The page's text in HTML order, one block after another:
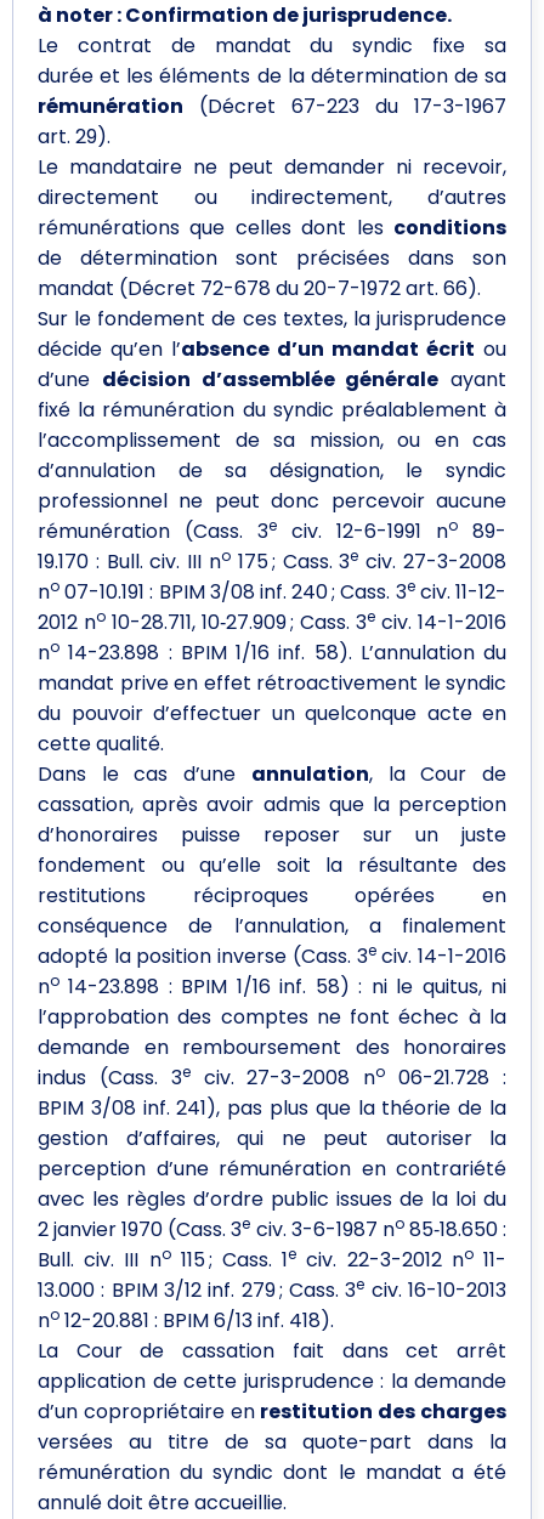
à noter :Confirmation de jurisprudence.
Le contrat de mandat du syndic fixe sa
durée et les éléments de la détermination de sa
rémunération (Décret 67-223 du 17-3-1967
art. 29).
Le mandataire ne peut demander ni recevoir,
directement ou indirectement, d’autres
rémunérations que celles dont les conditions
de détermination sont précisées dans son
mandat (Décret 72-678 du 20-7-1972 art. 66).
Sur le fondement de ces textes, la jurisprudence
décide qu’en l’absence d’un mandat écrit ou
d’une décision d’assemblée générale ayant
fixé la rémunération du syndic préalablement à
l’accomplissement de sa mission, ou en cas
d’annulation de sa désignation, le syndic
professionnel ne peut donc percevoir aucune
rémunération (Cass. 3e civ. 12-6-1991 no
89-
19.170 : Bull. civ. III no 175 ; Cass. 3e civ. 27-3-2008
no 07-10.191 : BPIM 3/08 inf. 240 ; Cass. 3eciv. 11-12-
2012 no 10-28.711, 10‑27.909 ; Cass. 3e civ. 14-1-2016
no 14-23.898 : BPIM 1/16 inf. 58). L’annulation du
mandat prive en effet rétroactivement le syndic
du pouvoir d’effectuer un quelconque acte en
cette qualité.
Dans le cas d’une annulation, la Cour de
cassation, après avoir admis que la perception
d’honoraires puisse reposer sur un juste
fondement ou qu’elle soit la résultante des
restitutions réciproques opérées en
conséquence de l’annulation, a finalement
adopté la position inverse (Cass. 3eciv. 14-1-2016
no 14-23.898 : BPIM 1/16 inf. 58) : ni le quitus, ni
l’approbation des comptes ne font échec à la
demande en remboursement des honoraires
indus (Cass. 3eciv. 27-3-2008 no
06-21.728 :
BPIM 3/08 inf. 241), pas plus que la théorie de la
gestion d’affaires, qui ne peut autoriser la
perception d’une rémunération en contrariété
avec les règles d’ordre public issues de la loi du
2 janvier 1970 (Cass. 3e civ. 3-6-1987 no85‑18.650 :
Bull. civ. III no115 ; Cass. 1e civ. 22-3-2012 no11-
13.000 : BPIM 3/12 inf. 279 ; Cass. 3e civ. 16-10-2013
no 12-20.881 : BPIM 6/13 inf. 418).
La Cour de cassation fait dans cet arrêt
application de cette jurisprudence : la demande
d’un copropriétaire en restitution des charges
versées au titre de sa quote-part dans la
rémunération du syndic dont le mandat a été
annulé doit être accueillie.